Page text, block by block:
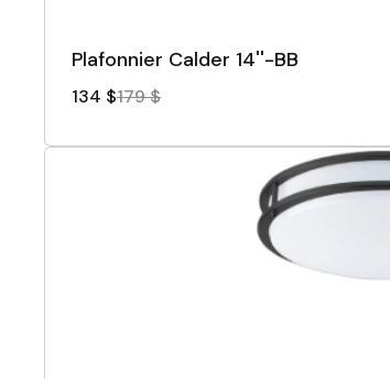
Plafonnier Calder 14''-BB
134 $179 $